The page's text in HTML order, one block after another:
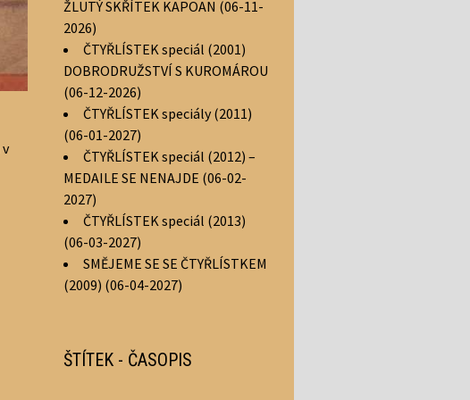
v
ŽLUTÝ SKŘÍTEK KAPOAN (06-11-
2026)
ČTYŘLÍSTEK speciál (2001)
DOBRODRUŽSTVÍ S KUROMÁROU
(06-12-2026)
ČTYŘLÍSTEK speciály (2011)
(06-01-2027)
ČTYŘLÍSTEK speciál (2012) –
MEDAILE SE NENAJDE (06-02-
2027)
ČTYŘLÍSTEK speciál (2013)
(06-03-2027)
SMĚJEME SE SE ČTYŘLÍSTKEM
(2009) (06-04-2027)
ŠTÍTEK - ČASOPIS